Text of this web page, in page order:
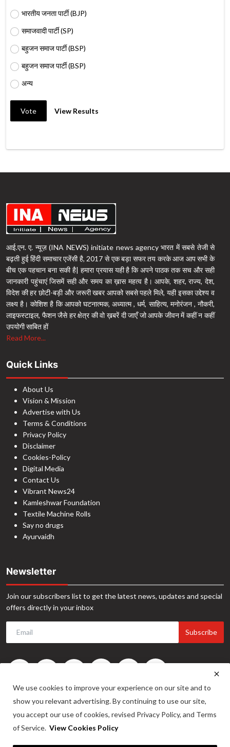
भारतीय जनता पार्टी (BJP)
समाजवादी पार्टी (SP)
बहुजन समाज पार्टी (BSP)
बहुजन समाज पार्टी (BSP)
अन्य
Vote View Results
आई.एन. ए. न्यूज़ (INA NEWS) initiate news agency भारत में सबसे तेजी से
बढ़ती हुई हिंदी समाचार एजेंसी है, 2017 से एक बड़ा सफर तय करके आज आप सभी के
बीच एक पहचान बना सकी है| हमारा प्रयास यही है कि अपने पाठक तक सच और सही
जानकारी पहुंचाएं जिसमें सही और समय का ख़ास महत्व है। आपके, शहर, राज्य, देश,
विदेश की हर छोटी-बड़ी और जरूरी खबर आपको सबसे पहले मिले, यही इसका उद्देश्य व
लक्ष्य है। कोशिश है कि आपको घटनात्मक, अध्यात्म , धर्म, साहित्य, मनोरंजन , नौकरी,
लाइफस्टाइल, फैशन जैसे हर क्षेत्र की वो ख़बरें दी जाएँ जो आपके जीवन में कहीं न कहीं
उपयोगी साबित हों
Read More...
Quick Links
About Us
Vision & Mission
Advertise with Us
Terms & Conditions
Privacy Policy
Disclaimer
Cookies-Policy
Digital Media
Contact Us
Vibrant News24
Kamleshwar Foundation
Textile Machine Rolls
Say no drugs
Ayurvaidh
Newsletter
Join our subscribers list to get the latest news, updates and special
offers directly in your inbox
Subscribe
We use cookies to improve your experience on our site and to
show you relevant advertising. By continuing to use our site,
you accept our use of cookies, revised Privacy Policy, and Terms
of Service. View Cookies Policy